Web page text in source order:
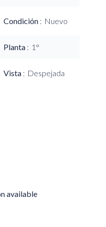
Condición Nuevo
Planta 1°
Vista Despejada
available